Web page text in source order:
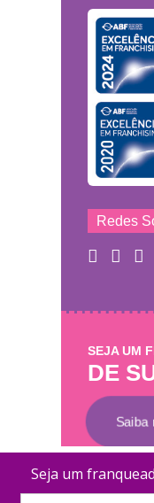
Redes
SEJA UM
DE
Saiba
Mary Help -